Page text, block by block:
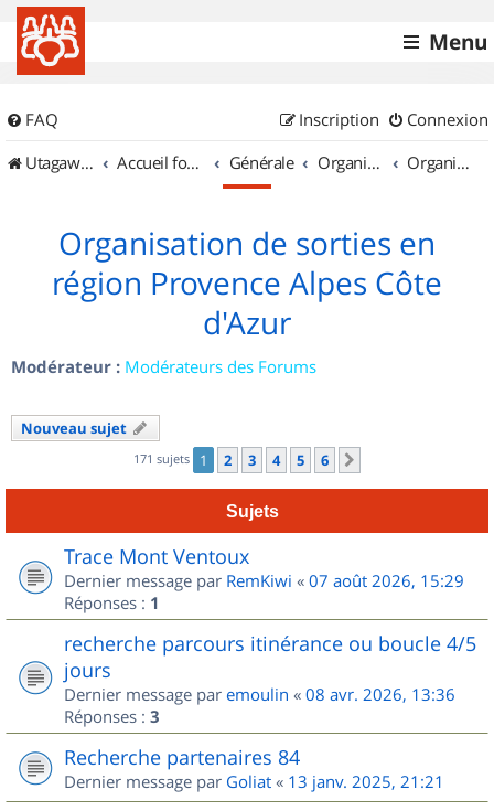
Menu
FAQ Connexion
Inscription
UtagawaVTT (Randos VTT et VTTAE avec traces GPS)
Accueil forum Générale Organisation de sorties & Recherche de partenaires Organisation de sorties en région Provence Alpes Côte d'Azur
Organisation de sorties en
région Provence Alpes Côte
d'Azur
Modérateur : Modérateurs des Forums
Nouveau sujet
171 sujets 1 2 3 4 5 6
Sujets
Trace Mont Ventoux
Dernier message par RemKiwi « 07 août 2026, 15:29
Réponses : 1
recherche parcours itinérance ou boucle 4/5
jours
Dernier message par emoulin « 08 avr. 2026, 13:36
Réponses : 3
Recherche partenaires 84
Dernier message par Goliat « 13 janv. 2025, 21:21